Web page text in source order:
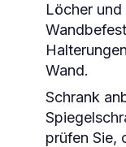
Löcher
Wand.
Schrank
prüfen Sie,